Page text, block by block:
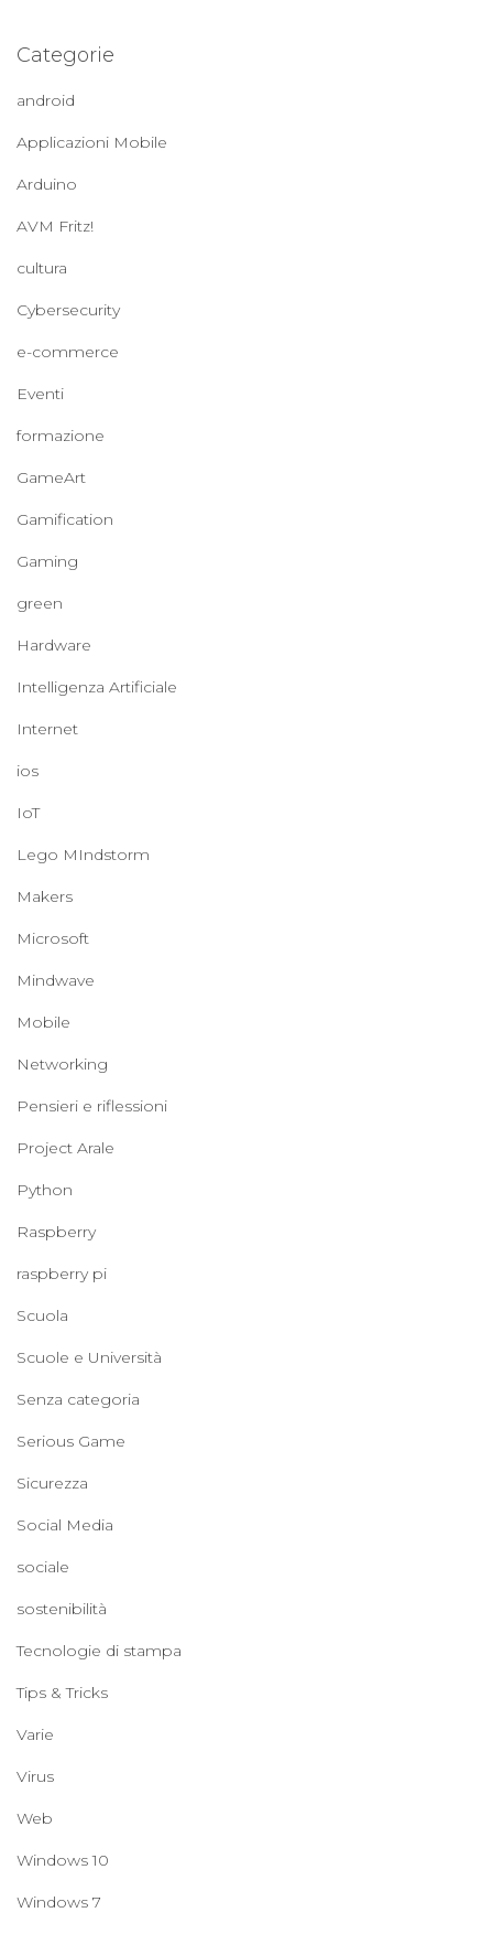
Categorie
android
Applicazioni Mobile
Arduino
AVM Fritz!
cultura
Cybersecurity
e-commerce
Eventi
formazione
GameArt
Gamification
Gaming
green
Hardware
Intelligenza Artificiale
Internet
ios
IoT
Lego MIndstorm
Makers
Microsoft
Mindwave
Mobile
Networking
Pensieri e riflessioni
Project Arale
Python
Raspberry
raspberry pi
Scuola
Scuole e Università
Senza categoria
Serious Game
Sicurezza
Social Media
sociale
sostenibilità
Tecnologie di stampa
Tips & Tricks
Varie
Virus
Web
Windows 10
Windows 7